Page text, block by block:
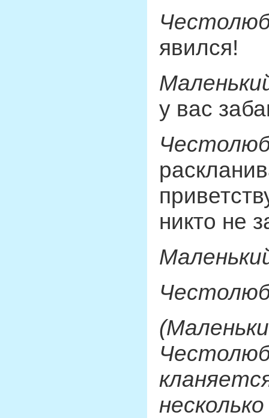
явился!
у вас
никто не